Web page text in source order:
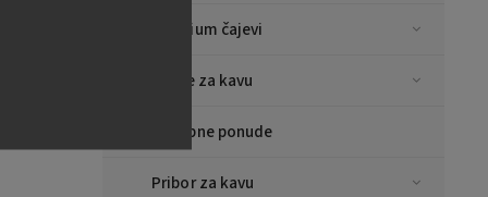
Premium čajevi
Šalice za kavu
Posebne ponude
Pribor za kavu